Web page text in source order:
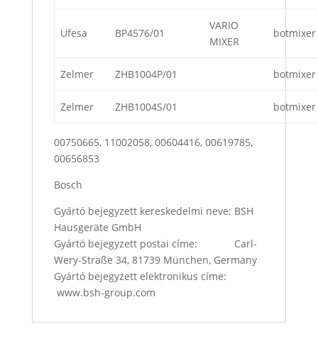
Ufesa BP4576/01
VARIO
MIXER
botmixer
Zelmer ZHB1004P/01 botmixer
Zelmer ZHB1004S/01 botmixer
00750665, 11002058, 00604416, 00619785,
00656853
Bosch
Gyártó bejegyzett kereskedelmi neve: BSH
Hausgeräte GmbH
Gyártó bejegyzett postai címe: Carl-
Wery-Straße 34, 81739 München, Germany
Gyártó bejegyzett elektronikus címe:
www.bsh-group.com